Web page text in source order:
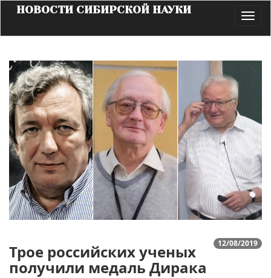
НОВОСТИ СИБИРСКОЙ НАУКИ
12/08/2019
Трое российских ученых
получили медаль Дирака